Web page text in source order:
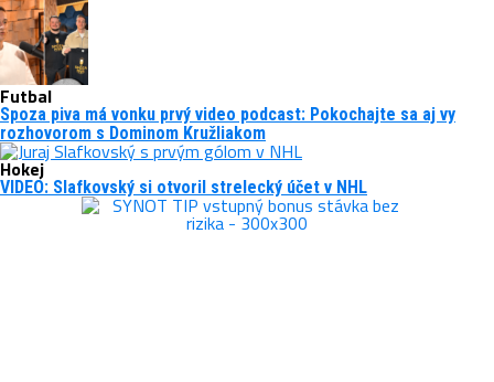
Futbal
Spoza piva má vonku prvý video podcast: Pokochajte sa aj vy
rozhovorom s Dominom Kružliakom
Hokej
VIDEO: Slafkovský si otvoril strelecký účet v NHL